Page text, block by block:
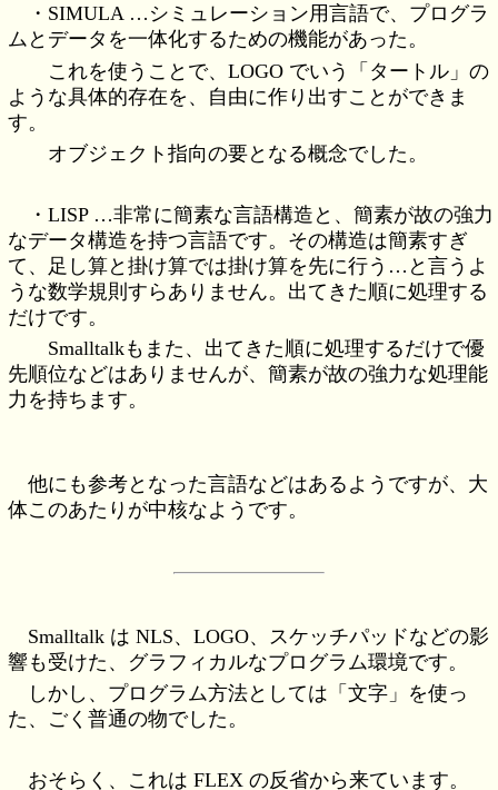
・SIMULA …シミュレーション用言語で、プログラ
ムとデータを一体化するための機能があった。
これを使うことで、LOGO でいう「タートル」の
ような具体的存在を、自由に作り出すことができま
す。
オブジェクト指向の要となる概念でした。
・LISP …非常に簡素な言語構造と、簡素が故の強力
なデータ構造を持つ言語です。その構造は簡素すぎ
て、足し算と掛け算では掛け算を先に行う…と言うよ
うな数学規則すらありません。出てきた順に処理する
だけです。
Smalltalkもまた、出てきた順に処理するだけで優
先順位などはありませんが、簡素が故の強力な処理能
力を持ちます。
他にも参考となった言語などはあるようですが、大
体このあたりが中核なようです。
Smalltalk は NLS、LOGO、スケッチパッドなどの影
響も受けた、グラフィカルなプログラム環境です。
しかし、プログラム方法としては「文字」を使っ
た、ごく普通の物でした。
おそらく、これは FLEX の反省から来ています。